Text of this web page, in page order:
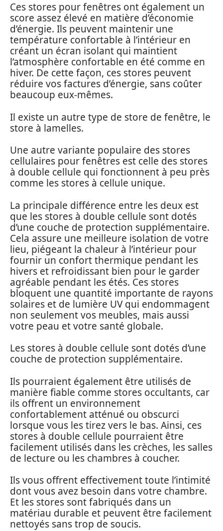
Ces stores pour fenêtres ont également un
score assez élevé en matière d’économie
d’énergie. Ils peuvent maintenir une
température confortable à l’intérieur en
créant un écran isolant qui maintient
l’atmosphère confortable en été comme en
hiver. De cette façon, ces stores peuvent
réduire vos factures d’énergie, sans coûter
beaucoup eux-mêmes.
Il existe un autre type de store de fenêtre, le
store à lamelles.
Une autre variante populaire des stores
cellulaires pour fenêtres est celle des stores
à double cellule qui fonctionnent à peu près
comme les stores à cellule unique.
La principale différence entre les deux est
que les stores à double cellule sont dotés
d’une couche de protection supplémentaire.
Cela assure une meilleure isolation de votre
lieu, piégeant la chaleur à l’intérieur pour
fournir un confort thermique pendant les
hivers et refroidissant bien pour le garder
agréable pendant les étés. Ces stores
bloquent une quantité importante de rayons
solaires et de lumière UV qui endommagent
non seulement vos meubles, mais aussi
votre peau et votre santé globale.
Les stores à double cellule sont dotés d’une
couche de protection supplémentaire.
Ils pourraient également être utilisés de
manière fiable comme stores occultants, car
ils offrent un environnement
confortablement atténué ou obscurci
lorsque vous les tirez vers le bas. Ainsi, ces
stores à double cellule pourraient être
facilement utilisés dans les crèches, les salles
de lecture ou les chambres à coucher.
Ils vous offrent effectivement toute l’intimité
dont vous avez besoin dans votre chambre.
Et les stores sont fabriqués dans un
matériau durable et peuvent être facilement
nettoyés sans trop de soucis.